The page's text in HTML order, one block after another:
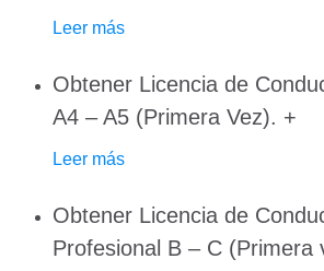
Leer más
Obtener Licencia de
A4 – A5 (Primera Vez). +
Leer más
Obtener Licencia de
Profesional B – C (Primera